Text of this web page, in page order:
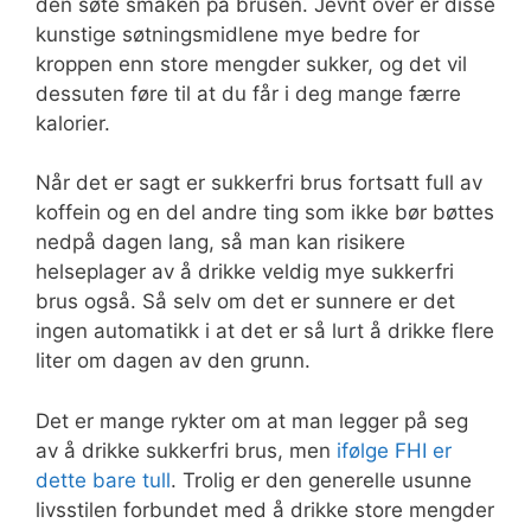
kunstige søtningsmidlene mye bedre for
kroppen enn store mengder sukker, og det vil
dessuten føre til at du får i deg mange færre
kalorier.
Når det er sagt er sukkerfri brus fortsatt full av
koffein og en del andre ting som ikke bør bøttes
nedpå dagen lang, så man kan risikere
helseplager av å drikke veldig mye sukkerfri
brus også. Så selv om det er sunnere er det
ingen automatikk i at det er så lurt å drikke flere
liter om dagen av den grunn.
Det er mange rykter om at man legger på seg
av å drikke sukkerfri brus, men ifølge FHI er
dette bare tull. Trolig er den generelle usunne
livsstilen forbundet med å drikke store mengder